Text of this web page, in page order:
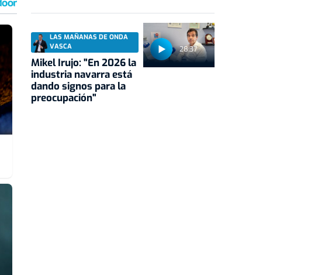
28:37
LAS MAÑANAS DE ONDA
VASCA
Mikel Irujo: "En 2026 la
industria navarra está
dando signos para la
preocupación"